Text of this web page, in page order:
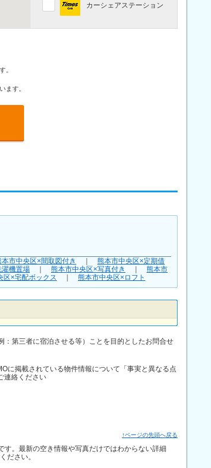
カーシェアステーション
。
ます。
本市中央区×間取図付き
熊本市中央区×定期借
機置場 熊本市中央区×写真付き
熊本市
区×宅配ボックス 熊本市中央区×ロフト
：第三者に宿泊させる等）ことを目的としたお問合せ
に掲載されている物件情報について「事実と異なる点
連絡ください
↑ページの先頭へ戻る
。最新の空き情報や写真だけではわからない詳細
ださい。